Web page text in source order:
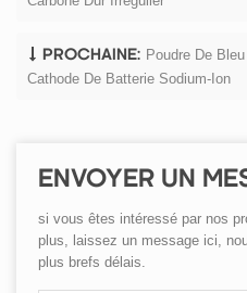
PROCHAINE: Poudre De
Cathode De Batterie Sodium-Ion
ENVOYER UN
si vous êtes intéressé par nos
plus, laissez un message ici,
plus brefs délais.